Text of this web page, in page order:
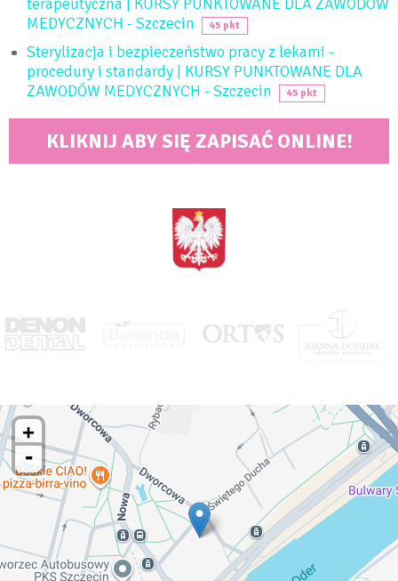
MEDYCZNYCH - Szczecin
45 pkt
Sterylizacja i bezpieczeństwo pracy z lekami -
procedury i standardy | KURSY PUNKTOWANE DLA
ZAWODÓW MEDYCZNYCH - Szczecin
45 pkt
KLIKNIJ ABY SIĘ ZAPISAĆ ONLINE!
+
-